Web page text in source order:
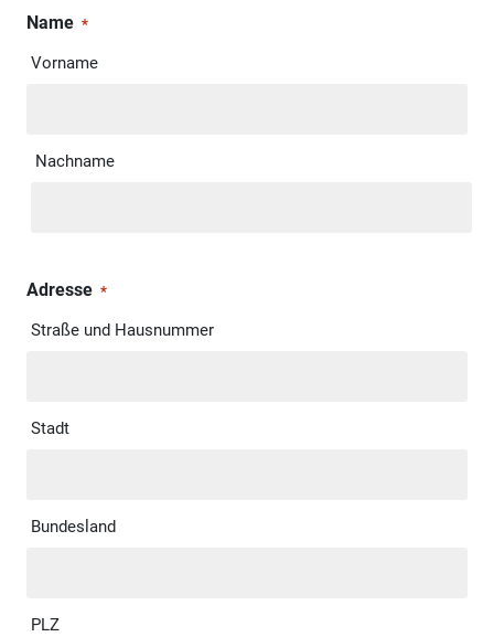
Name *
Vorname
Nachname
Adresse *
Straße und Hausnummer
Stadt
Bundesland
PLZ